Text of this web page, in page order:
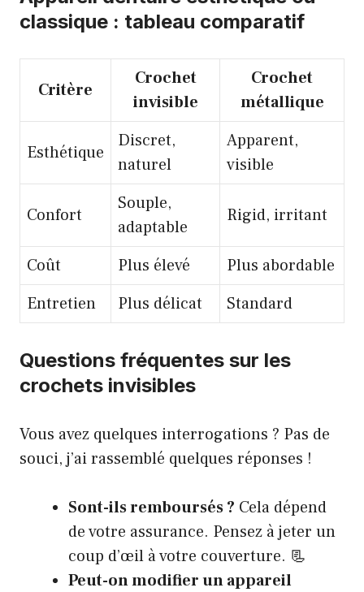
classique : tableau comparatif
Critère
Crochet
invisible
Crochet
métallique
Esthétique
Discret,
naturel
Apparent,
visible
Confort
Souple,
adaptable
Rigid, irritant
Coût Plus élevé
Plus abordable
Entretien
Plus délicat Standard
Questions fréquentes sur les
crochets invisibles
Vous avez quelques interrogations ? Pas de
souci, j’ai rassemblé quelques réponses !
Sont-ils remboursés ? Cela dépend
de votre assurance. Pensez à jeter un
coup d’œil à votre couverture. 📃
Peut-on modifier un appareil